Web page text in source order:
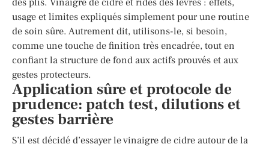
usage et limites expliqués simplement pour une routine
de soin sûre. Autrement dit, utilisons-le, si besoin,
comme une touche de finition très encadrée, tout en
confiant la structure de fond aux actifs prouvés et aux
gestes protecteurs.
Application sûre et protocole de
prudence: patch test, dilutions et
gestes barrière
S’il est décidé d’essayer le vinaigre de cidre autour de la